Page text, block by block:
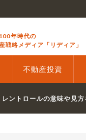
年時代の
戦略メディア「リディア」
不動産投資
レントロールの意味や見